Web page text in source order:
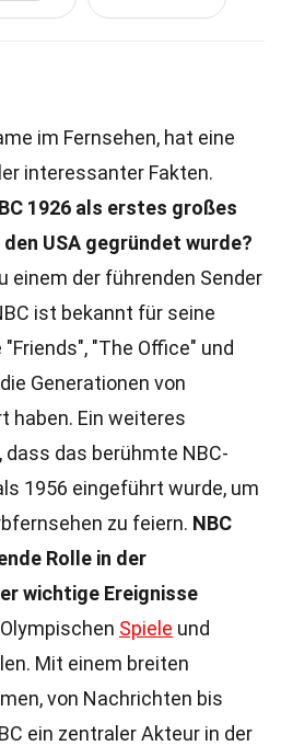
im Fernsehen, hat eine
interessanter Fakten.
1926 als erstes großes
USA gegründet wurde?
einem der führenden Sender
ist bekannt für seine
"The Office" und
Generationen von
haben. Ein weiteres
das berühmte NBC-
1956 eingeführt wurde, um
zu feiern. NBC
Rolle in der
wichtige Ereignisse
Spiele und
Mit einem breiten
von Nachrichten bis
ein zentraler Akteur in der